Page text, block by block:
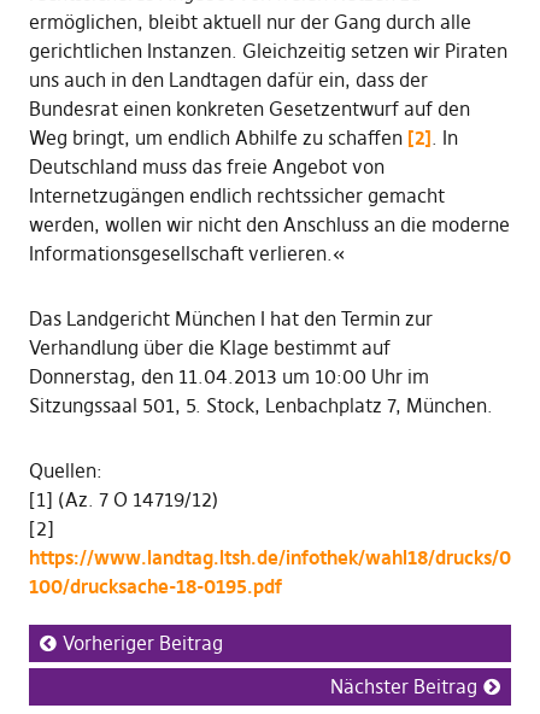
ermöglichen, bleibt aktuell nur der Gang durch alle
gerichtlichen Instanzen. Gleichzeitig setzen wir Piraten
uns auch in den Landtagen dafür ein, dass der
Bundesrat einen konkreten Gesetzentwurf auf den
Weg bringt, um endlich Abhilfe zu schaffen [2]. In
Deutschland muss das freie Angebot von
Internetzugängen endlich rechtssicher gemacht
werden, wollen wir nicht den Anschluss an die moderne
Informationsgesellschaft verlieren.«
Das Landgericht München I hat den Termin zur
Verhandlung über die Klage bestimmt auf
Donnerstag, den 11.04.2013 um 10:00 Uhr im
Sitzungssaal 501, 5. Stock, Lenbachplatz 7, München.
Quellen:
[1] (Az. 7 O 14719/12)
[2]
https://www.landtag.ltsh.de/infothek/wahl18/drucks/0
100/drucksache-18-0195.pdf
Vorheriger Beitrag
Nächster Beitrag